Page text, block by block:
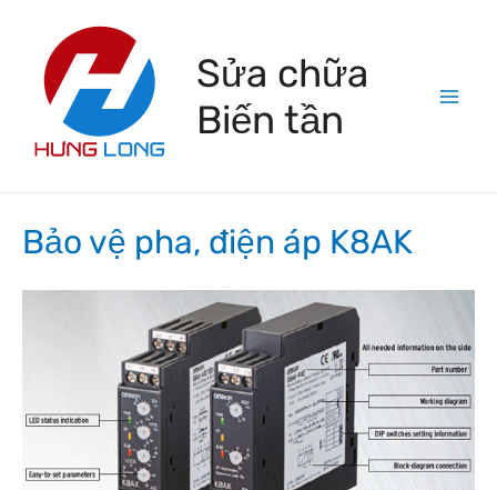
content
Sửa chữa
Biến tần
Bảo vệ pha, điện áp K8AK